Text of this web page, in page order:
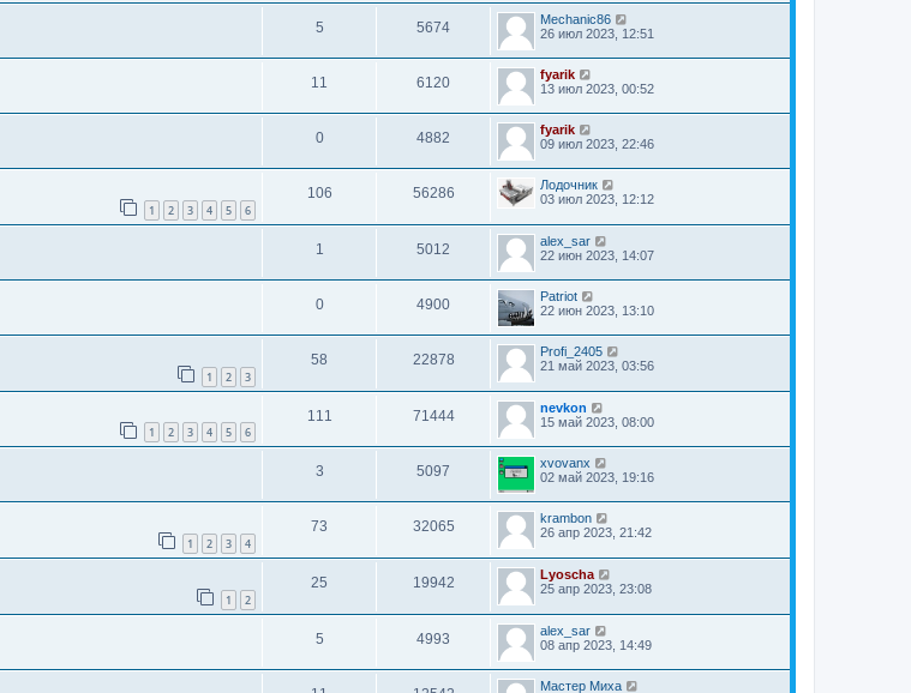
5 5674
Mechanic86
26 июл 2023, 12:51
11 6120
fyarik
13 июл 2023, 00:52
0 4882
fyarik
09 июл 2023, 22:46
1 2 3 4 5 6
106 56286
Лодочник
03 июл 2023, 12:12
1 5012
alex_sar
22 июн 2023, 14:07
0 4900
Patriot
22 июн 2023, 13:10
1 2 3
58 22878
Profi_2405
21 май 2023, 03:56
1 2 3 4 5 6
111 71444
nevkon
15 май 2023, 08:00
3 5097
xvovanx
02 май 2023, 19:16
1 2 3 4
73 32065
krambon
26 апр 2023, 21:42
1 2
25 19942
Lyoscha
25 апр 2023, 23:08
5 4993
alex_sar
08 апр 2023, 14:49
Мастер Миха